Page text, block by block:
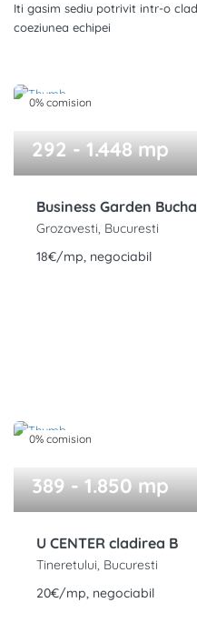
Iti gasim sediu potrivit intr-o
coeziunea echipei
0% comision
292 - 1.448 mp
Business Garden
Grozavesti, Bucuresti
18€/mp, negociabil
0% comision
389 - 1.850 mp
U CENTER cladirea B
Tineretului, Bucuresti
20€/mp, negociabil